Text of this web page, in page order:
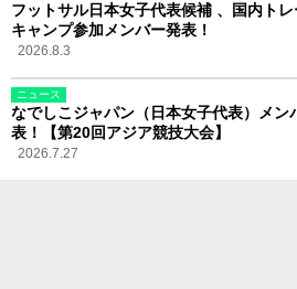
フットサル日本女子代表候補 、国内ト
キャンプ参加メンバー発表！
2026.8.3
ニュース
なでしこジャパン（日本女子代表）メン
表！【第20回アジア競技大会】
2026.7.27